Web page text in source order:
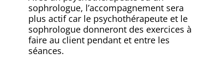
sophrologue, l’accompagnement sera
plus actif car le psychothérapeute et le
sophrologue donneront des exercices à
faire au client pendant et entre les
séances.